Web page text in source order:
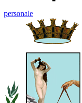
personale